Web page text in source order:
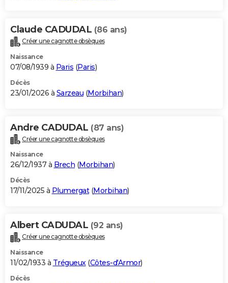
Claude CADUDAL (86 ans)
Créer une cagnotte obsèques
Naissance
07/08/1939 à Paris (Paris)
Décès
23/01/2026 à Sarzeau (Morbihan)
Andre CADUDAL (87 ans)
Créer une cagnotte obsèques
Naissance
26/12/1937 à Brech (Morbihan)
Décès
17/11/2025 à Plumergat(Morbihan)
Albert CADUDAL (92 ans)
Créer une cagnotte obsèques
Naissance
11/02/1933 à Trégueux(Côtes-d'Armor)
Décès